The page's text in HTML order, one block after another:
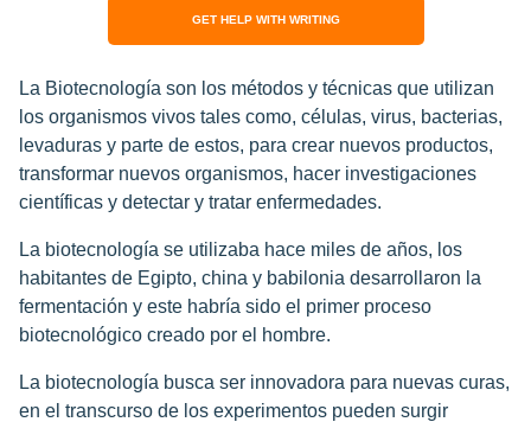
GET HELP WITH WRITING
La Biotecnología son los métodos y técnicas que utilizan
los organismos vivos tales como, células, virus, bacterias,
levaduras y parte de estos, para crear nuevos productos,
transformar nuevos organismos, hacer investigaciones
científicas y detectar y tratar enfermedades.
La biotecnología se utilizaba hace miles de años, los
habitantes de Egipto, china y babilonia desarrollaron la
fermentación y este habría sido el primer proceso
biotecnológico creado por el hombre.
La biotecnología busca ser innovadora para nuevas curas,
en el transcurso de los experimentos pueden surgir